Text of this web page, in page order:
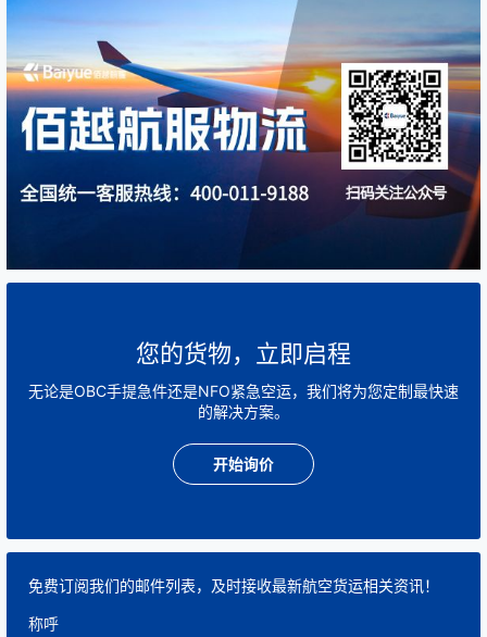
您的货物，立即启程
无论是OBC手提急件还是NFO紧急空运，我们将为您定制最快速
的解决方案。
开始询价
免费订阅我们的邮件列表，及时接收最新航空货运相关资讯！
称呼